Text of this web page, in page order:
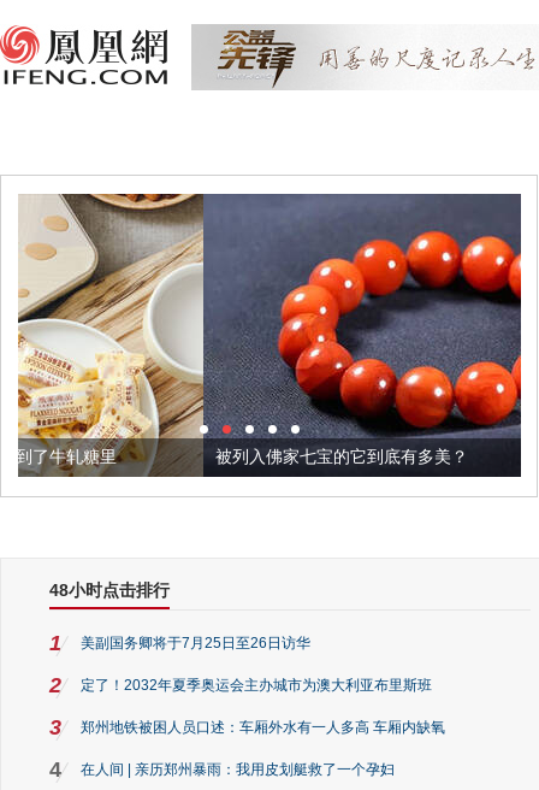
被列入佛家七宝的它到底有多美？
48小时点击排行
1 美副国务卿将于7月25日至26日访华
2 定了！2032年夏季奥运会主办城市为澳大利亚布里斯班
3 郑州地铁被困人员口述：车厢外水有一人多高 车厢内缺氧
4 在人间 | 亲历郑州暴雨：我用皮划艇救了一个孕妇